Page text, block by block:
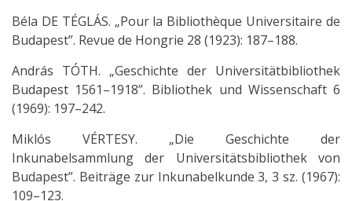
Béla DE TÉGLÁS. „Pour la Bibliothèque Universitaire de
Budapest”. Revue de Hongrie 28 (1923): 187–188.
András TÓTH. „Geschichte der Universitätbibliothek
Budapest 1561–1918”. Bibliothek und Wissenschaft 6
(1969): 197–242.
Miklós VÉRTESY. „Die Geschichte der
Inkunabelsammlung der Universitätsbibliothek von
Budapest”. Beiträge zur Inkunabelkunde 3, 3 sz. (1967):
109–123.